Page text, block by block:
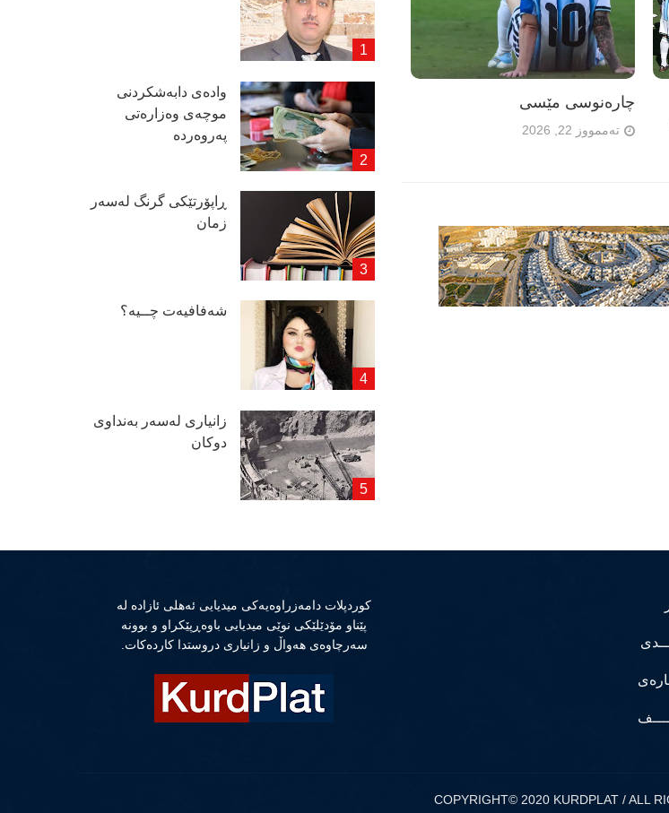
چارەنوسی مێسی
تەممووز 22, 2026
وادەی دابەشكردنی
موچەی وەزارەتی
پەروەردە
ڕاپۆرتێكی گرنگ لەسەر
زمان
شەفافیەت چــیە؟
زانیاری لەسەر بەنداوی
دوكان
كوردپلات دامەزراوەیەكی میدیایی ئەهلی ئازادە لە
پێناو مۆدێلێكی نوێی میدیایی باوەڕپێكراو و بوونە
سەرچاوەی هەواڵ و زانیاری دروستدا كاردەكات.
COPYRIGHT© 2020 KURDPLAT / ALL